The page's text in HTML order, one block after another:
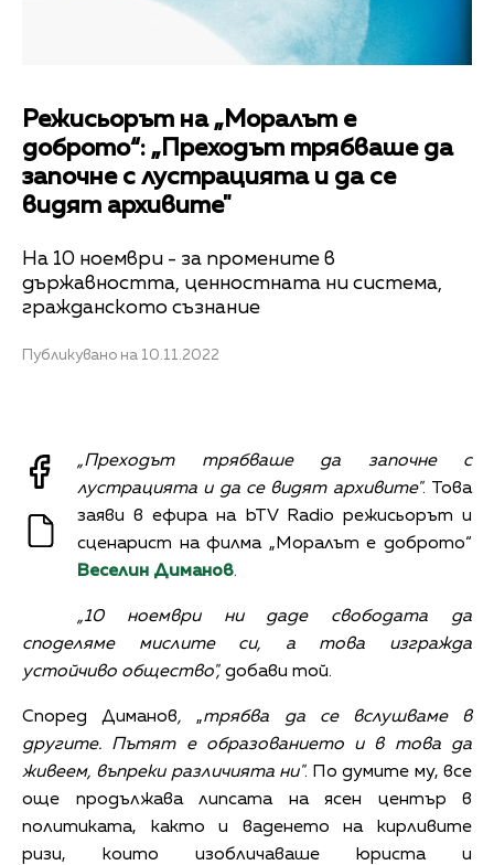
Режисьорът на „Моралът е
доброто“: „Преходът трябваше да
започне с лустрацията и да се
видят архивите"
На 10 ноември - за промените в
държавността, ценностната ни система,
гражданското съзнание
Публикувано на 10.11.2022
„Преходът трябваше да започне с
лустрацията и да се видят архивите". Това
заяви в ефира на bTV Radio режисьорът и
сценарист на филма „Моралът е доброто“
Веселин Диманов.
„10 ноември ни даде свободата да
споделяме мислите си, а това изгражда
устойчиво общество", добави той.
Според Диманов, „трябва да се вслушваме в
другите. Пътят е образованието и в това да
живеем, въпреки различията ни". По думите му, все
още продължава липсата на ясен център в
политиката, както и ваденето на кирливите
ризи, които изобличаваше юриста и